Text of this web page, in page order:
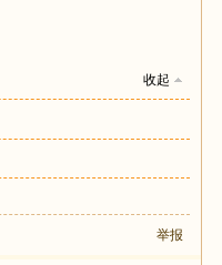
收起
举报